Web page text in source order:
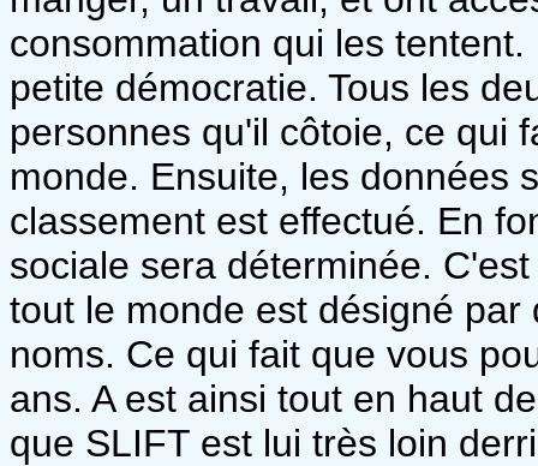
consommation qui les
petite démocratie. Tous les
personnes qu'il côtoie, ce qui
monde. Ensuite, les données
classement est effectué. En
sociale sera déterminée.
tout le monde est désigné
noms. Ce qui fait que vous
ans. A est ainsi tout en haut
que SLIFT est lui très loin